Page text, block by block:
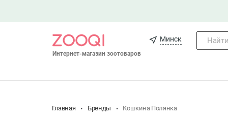
Интернет-магазин зоотоваров
Минск
Главная Бренды Кошкина Полянка